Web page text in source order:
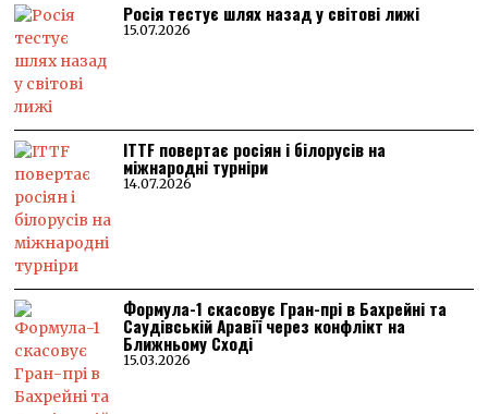
Росія тестує шлях назад у світові лижі
15.07.2026
ITTF повертає росіян і білорусів на
міжнародні турніри
14.07.2026
Формула-1 скасовує Гран-прі в Бахрейні та
Саудівській Аравії через конфлікт на
Ближньому Сході
15.03.2026